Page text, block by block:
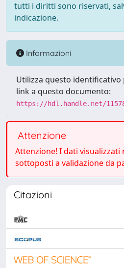
tutti i diritti sono riservati,
indicazione.
Informazioni
Utilizza questo
link a questo documento:
https://hdl.handle.net/
Attenzione
Attenzione! I dati visualizzati
sottoposti a validazione da
Citazioni